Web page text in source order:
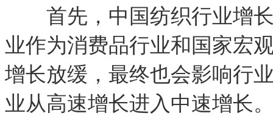
首先，中国纺织行业增长
业作为消费品行业和国家宏
增长放缓，最终也会影响行
业从高速增长进入中速增长